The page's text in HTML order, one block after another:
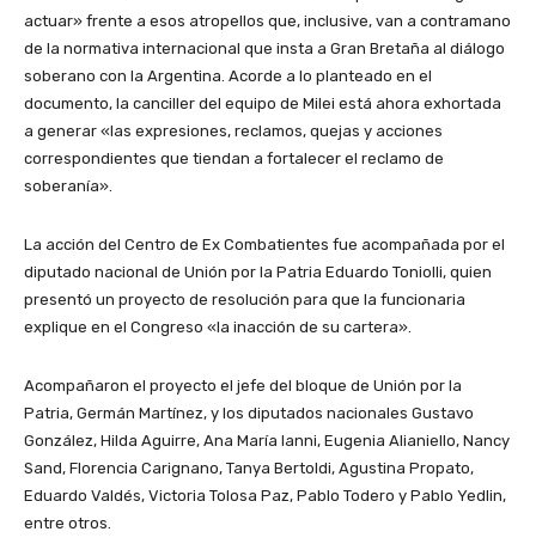
actuar» frente a esos atropellos que, inclusive, van a contramano
de la normativa internacional que insta a Gran Bretaña al diálogo
soberano con la Argentina. Acorde a lo planteado en el
documento, la canciller del equipo de Milei está ahora exhortada
a generar «las expresiones, reclamos, quejas y acciones
correspondientes que tiendan a fortalecer el reclamo de
soberanía».
La acción del Centro de Ex Combatientes fue acompañada por el
diputado nacional de Unión por la Patria Eduardo Toniolli, quien
presentó un proyecto de resolución para que la funcionaria
explique en el Congreso «la inacción de su cartera».
Acompañaron el proyecto el jefe del bloque de Unión por la
Patria, Germán Martínez, y los diputados nacionales Gustavo
González, Hilda Aguirre, Ana María Ianni, Eugenia Alianiello, Nancy
Sand, Florencia Carignano, Tanya Bertoldi, Agustina Propato,
Eduardo Valdés, Victoria Tolosa Paz, Pablo Todero y Pablo Yedlin,
entre otros.